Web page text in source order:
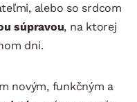
alebo so srdcom
súpravou, na ktorej
dni.
novým, funkčným a